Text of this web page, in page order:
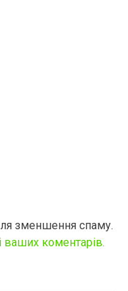
зменшення спаму.
ваших коментарів.